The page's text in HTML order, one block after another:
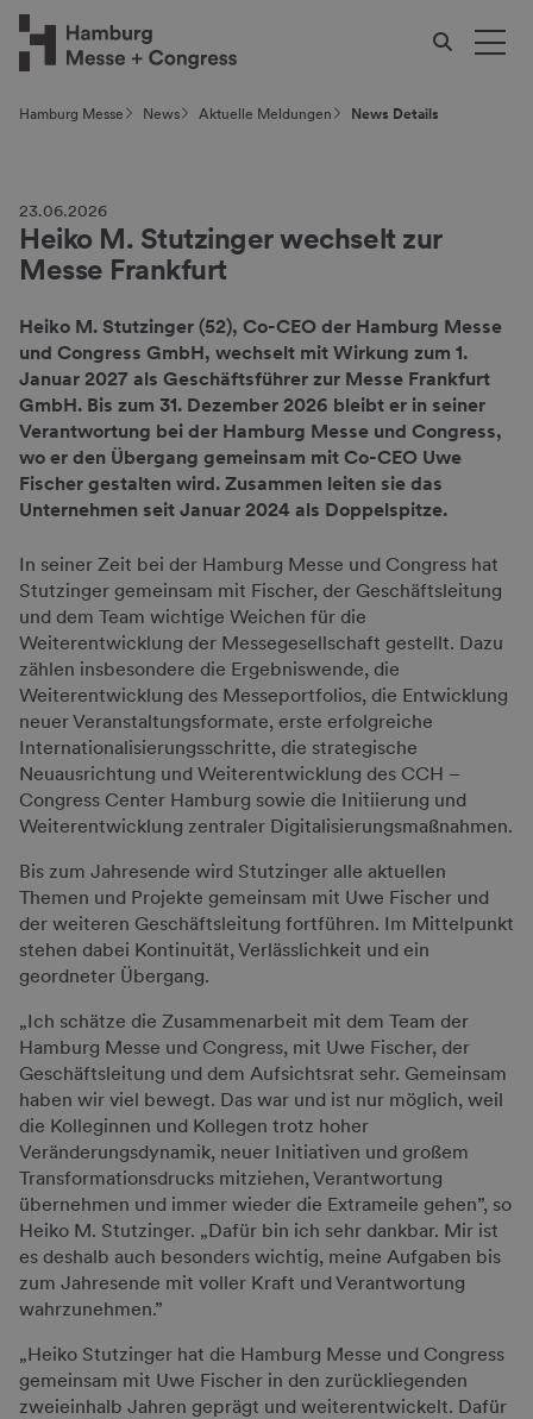
Hamburg Messe News Aktuelle Meldungen News Details
23.06.2026
Heiko M. Stutzinger wechselt zur
Messe Frankfurt
Heiko M. Stutzinger (52), Co-CEO der Hamburg Messe
und Congress GmbH, wechselt mit Wirkung zum 1.
Januar 2027 als Geschäftsführer zur Messe Frankfurt
GmbH. Bis zum 31. Dezember 2026 bleibt er in seiner
Verantwortung bei der Hamburg Messe und Congress,
wo er den Übergang gemeinsam mit Co-CEO Uwe
Fischer gestalten wird. Zusammen leiten sie das
Unternehmen seit Januar 2024 als Doppelspitze.
In seiner Zeit bei der Hamburg Messe und Congress hat
Stutzinger gemeinsam mit Fischer, der Geschäftsleitung
und dem Team wichtige Weichen für die
Weiterentwicklung der Messegesellschaft gestellt. Dazu
zählen insbesondere die Ergebniswende, die
Weiterentwicklung des Messeportfolios, die Entwicklung
neuer Veranstaltungsformate, erste erfolgreiche
Internationalisierungsschritte, die strategische
Neuausrichtung und Weiterentwicklung des CCH –
Congress Center Hamburg sowie die Initiierung und
Weiterentwicklung zentraler Digitalisierungsmaßnahmen.
Bis zum Jahresende wird Stutzinger alle aktuellen
Themen und Projekte gemeinsam mit Uwe Fischer und
der weiteren Geschäftsleitung fortführen. Im Mittelpunkt
stehen dabei Kontinuität, Verlässlichkeit und ein
geordneter Übergang.
„Ich schätze die Zusammenarbeit mit dem Team der
Hamburg Messe und Congress, mit Uwe Fischer, der
Geschäftsleitung und dem Aufsichtsrat sehr. Gemeinsam
haben wir viel bewegt. Das war und ist nur möglich, weil
die Kolleginnen und Kollegen trotz hoher
Veränderungsdynamik, neuer Initiativen und großem
Transformationsdrucks mitziehen, Verantwortung
übernehmen und immer wieder die Extrameile gehen”, so
Heiko M. Stutzinger. „Dafür bin ich sehr dankbar. Mir ist
es deshalb auch besonders wichtig, meine Aufgaben bis
zum Jahresende mit voller Kraft und Verantwortung
wahrzunehmen.”
„Heiko Stutzinger hat die Hamburg Messe und Congress
gemeinsam mit Uwe Fischer in den zurückliegenden
zweieinhalb Jahren geprägt und weiterentwickelt. Dafür